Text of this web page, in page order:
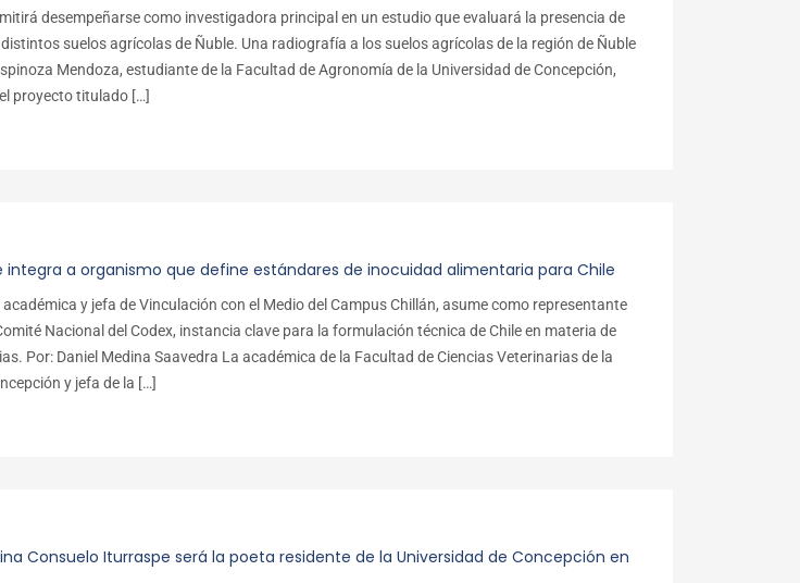
desempeñarse como investigadora principal en un estudio que evaluará la presencia de
suelos agrícolas de Ñuble. Una radiografía a los suelos agrícolas de la región de Ñuble
Mendoza, estudiante de la Facultad de Agronomía de la Universidad de Concepción,
proyecto titulado […]
integra a organismo que define estándares de inocuidad alimentaria para Chile
y jefa de Vinculación con el Medio del Campus Chillán, asume como representante
Nacional del Codex, instancia clave para la formulación técnica de Chile en materia de
Por: Daniel Medina Saavedra La académica de la Facultad de Ciencias Veterinarias de la
y jefa de la […]
Consuelo Iturraspe será la poeta residente de la Universidad de Concepción en